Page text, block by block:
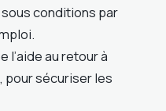
conditions par
l’aide au retour à
pour sécuriser les